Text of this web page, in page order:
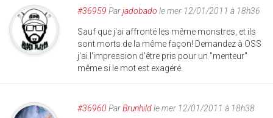
#36959 Parjadobado le mer 12/01/2011 à 18h36
Sauf que j'ai affronté les même monstres, et ils
sont morts de la même façon! Demandez à OSS
j'ai l'impression d'être pris pour un "menteur"
même si le mot est exagéré.
#36960 ParBrunhildle mer 12/01/2011 à 18h38